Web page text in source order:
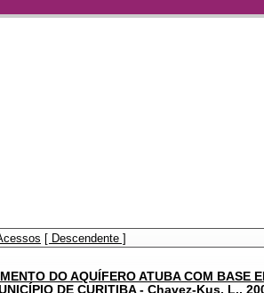
[ Descendente ]
DO AQUÍFERO ATUBA COM BASE
DE CURITIBA - Chavez-Kus, L.,